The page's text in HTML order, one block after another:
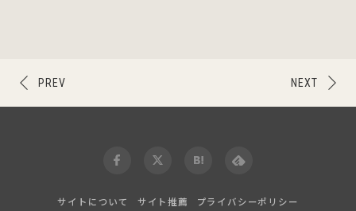
NEXT
PREV
サイトについて サイト推薦 プライバシーポリシー